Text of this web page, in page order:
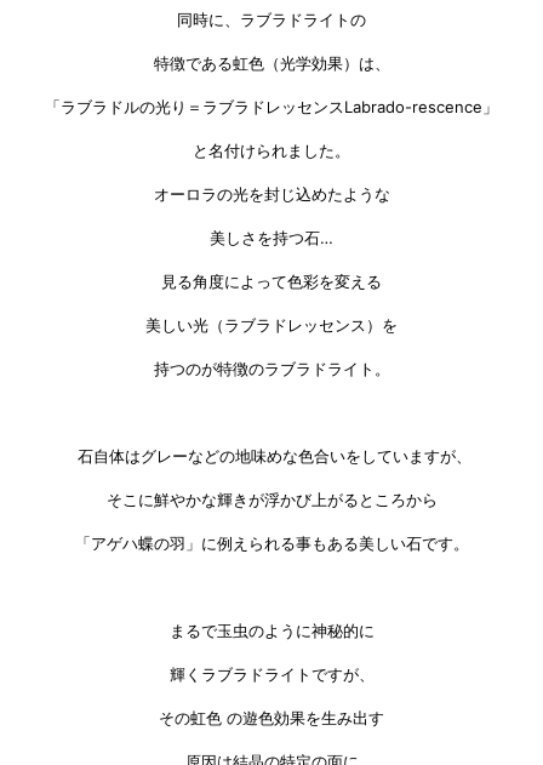
同時に、ラブラドライトの
特徴である虹色（光学効果）は、
「ラブラドルの光り＝ラブラドレッセンスLabrado-rescence」
と名付けられました。
オーロラの光を封じ込めたような
美しさを持つ石…
見る角度によって色彩を変える
美しい光（ラブラドレッセンス）を
持つのが特徴のラブラドライト。
石自体はグレーなどの地味めな色合いをしていますが、
そこに鮮やかな輝きが浮かび上がるところから
「アゲハ蝶の羽」に例えられる事もある美しい石です。
まるで玉虫のように神秘的に
輝くラブラドライトですが、
その虹色 の遊色効果を生み出す